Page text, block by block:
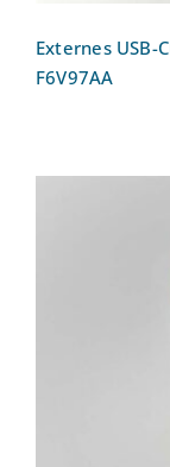
Externes USB-
F6V97AA
tiptoi-